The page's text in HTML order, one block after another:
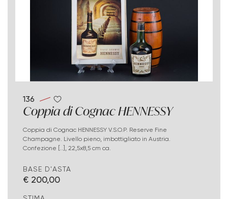
136
Coppia di Cognac HENNESSY
Coppia di Cognac HENNESSY V.S.O.P. Reserve Fine
Champagne. Livello pieno, imbottigliato in Austria.
Confezione [..], 22,5x8,5 cm ca.
BASE D'ASTA
€ 200,00